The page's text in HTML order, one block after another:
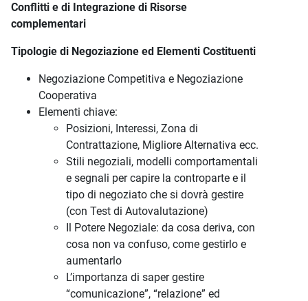
Conflitti e di Integrazione di Risorse
complementari
Tipologie di Negoziazione ed Elementi Costituenti
Negoziazione Competitiva e Negoziazione
Cooperativa
Elementi chiave:
Posizioni, Interessi, Zona di
Contrattazione, Migliore Alternativa ecc.
Stili negoziali, modelli comportamentali
e segnali per capire la controparte e il
tipo di negoziato che si dovrà gestire
(con Test di Autovalutazione)
Il Potere Negoziale: da cosa deriva, con
cosa non va confuso, come gestirlo e
aumentarlo
L’importanza di saper gestire
“comunicazione”, “relazione” ed